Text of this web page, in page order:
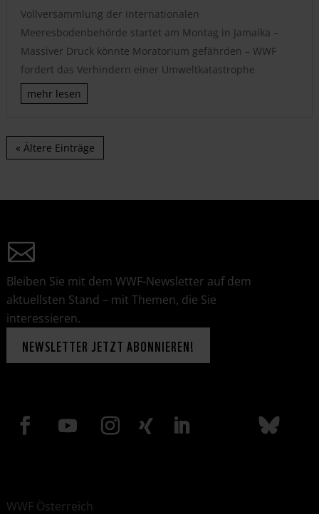
Vollversammlung der internationalen
Meeresbodenbehörde startet am Montag in Jamaika –
Massiver Druck könnte Moratorium gefährden – WWF
fordert das Verhindern einer Umweltkatastrophe
mehr lesen
« Ältere Einträge
Bleiben Sie mit dem WWF-Newsletter auf dem
aktuellsten Stand – mit Themen, die Sie
interessieren.
NEWSLETTER JETZT ABONNIEREN!
WWF Österreich